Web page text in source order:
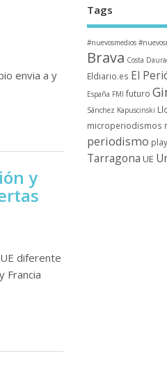
envia a y
y
diferente
Francia
Tags
#nuevosmedios
Brava Costa
Eldiario.es El
España FMI futuro
Sánchez Kapuscinski
microperiodismos
periodismo
Tarragona UE